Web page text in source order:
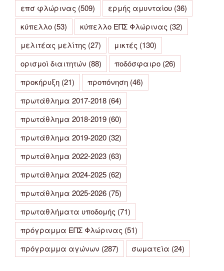
επσ φλώρινας (509) ερμής αμυνταίου (36)
κύπελλο (53) κύπελλο ΕΠΣ Φλώρινας (32)
μελιτέας μελίτης (27) μικτές (130)
ορισμοί διαιτητών (88) ποδόσφαιρο (26)
προκήρυξη (21) προπόνηση (46)
πρωτάθλημα 2017-2018 (64)
πρωτάθλημα 2018-2019 (60)
πρωτάθλημα 2019-2020 (32)
πρωτάθλημα 2022-2023 (63)
πρωτάθλημα 2024-2025 (62)
πρωτάθλημα 2025-2026 (75)
πρωταθλήματα υποδομής (71)
πρόγραμμα ΕΠΣ Φλώρινας (51)
πρόγραμμα αγώνων (287) σωματεία (24)